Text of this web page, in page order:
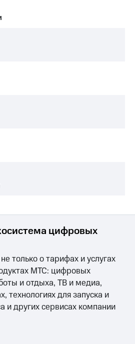
цифровых
только о тарифах и услугах
МТС: цифровых
и отдыха, ТВ и медиа,
технологиях для запуска и
и других сервисах компании